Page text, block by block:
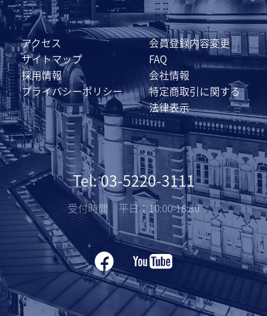
アクセス
会員登録内容変更
サイトマップ
FAQ
採用情報
会社情報
プライバシーポリシー
特定商取引に関する
法律表示
Tel: 03-5220-3111
受付時間 平日：10:00-18:30